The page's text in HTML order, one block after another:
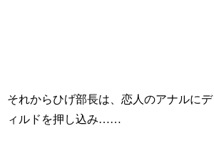
それからひげ部長は、恋人のアナルにデ
ィルドを押し込み……